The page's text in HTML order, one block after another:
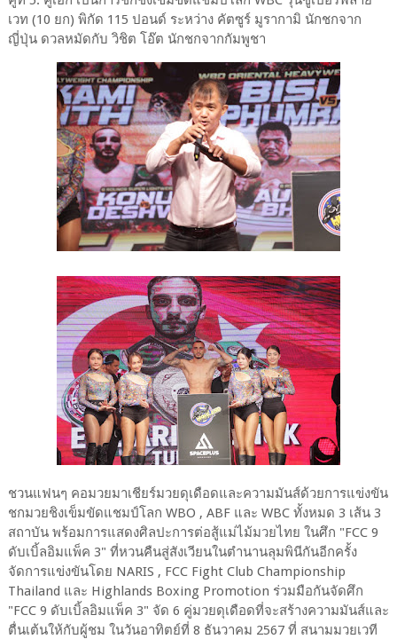
เวท (10 ยก) พิกัด 115 ปอนด์ ระหว่าง คัตซูร์ มูรากามิ นักชกจาก
ญี่ปุ่น ดวลหมัดกับ วิชิต โอ๊ต นักชกจากกัมพูชา
ชวนแฟนๆ คอมวยมาเชียร์มวยดุเดือดและความมันส์ด้วยการแข่งขัน
ชกมวยชิงเข็มขัดแชมป์โลก WBO , ABF และ WBC ทั้งหมด 3 เส้น 3
สถาบัน พร้อมการแสดงศิลปะการต่อสู้แม่ไม้มวยไทย ในศึก "FCC 9
ดับเบิ้ลอิมแพ็ค 3" ที่หวนคืนสู่สังเวียนในตำนานลุมพินีกันอีกครั้ง
จัดการแข่งขันโดย NARIS , FCC Fight Club Championship
Thailand และ Highlands Boxing Promotion ร่วมมือกันจัดศึก
"FCC 9 ดับเบิ้ลอิมแพ็ค 3" จัด 6 คู่มวยดุเดือดที่จะสร้างความมันส์และ
ตื่นเต้นให้กับผู้ชม ในวันอาทิตย์ที่ 8 ธันวาคม 2567 ที่ สนามมวยเวที